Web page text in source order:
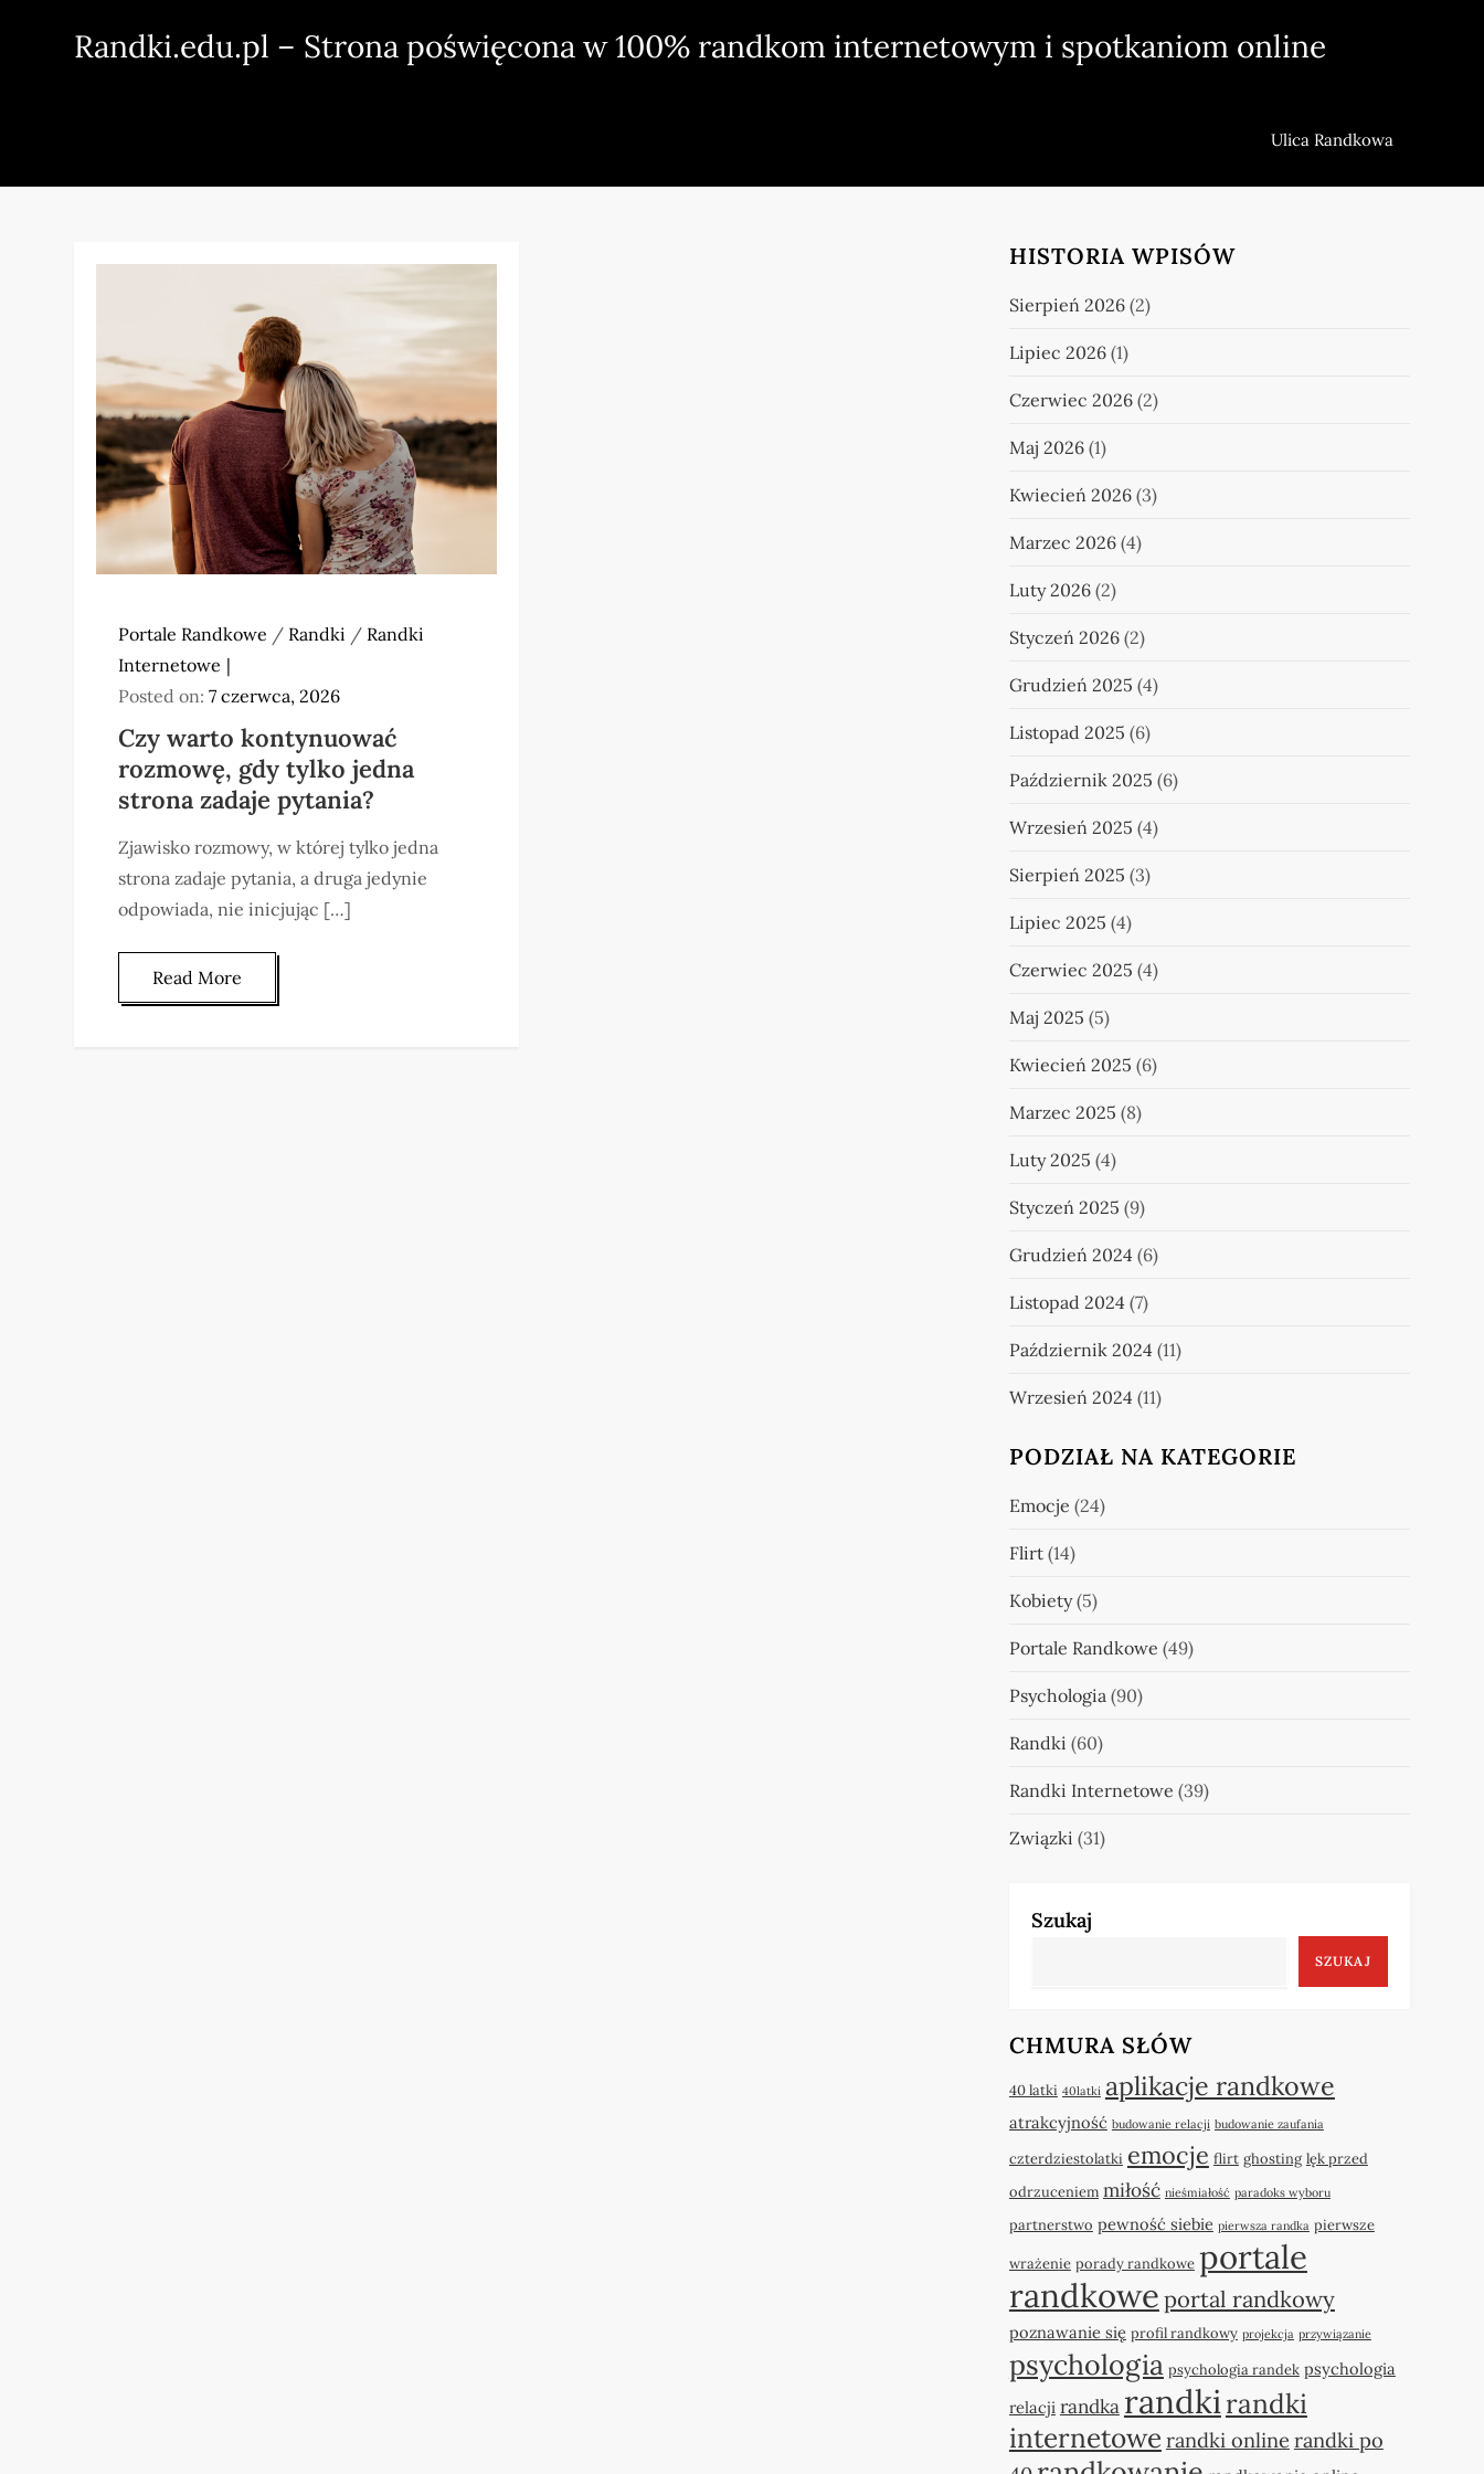
Randki.edu.pl – Strona poświęcona w 100% randkom internetowym i spotkaniom online
Ulica Randkowa
Portale Randkowe / Randki / Randki
Internetowe
Posted on:7 czerwca, 2026
Czy warto kontynuować
rozmowę, gdy tylko jedna
strona zadaje pytania?
Zjawisko rozmowy, w której tylko jedna
strona zadaje pytania, a druga jedynie
odpowiada, nie inicjując […]
Read More
HISTORIA WPISÓW
Sierpień 2026(2)
Lipiec 2026(1)
Czerwiec 2026(2)
Maj 2026(1)
Kwiecień 2026(3)
Marzec 2026(4)
Luty 2026(2)
Styczeń 2026(2)
Grudzień 2025 (4)
Listopad 2025 (6)
Październik 2025 (6)
Wrzesień 2025 (4)
Sierpień 2025 (3)
Lipiec 2025 (4)
Czerwiec 2025 (4)
Maj 2025 (5)
Kwiecień 2025 (6)
Marzec 2025 (8)
Luty 2025 (4)
Styczeń 2025 (9)
Grudzień 2024(6)
Listopad 2024(7)
Październik 2024(11)
Wrzesień 2024(11)
PODZIAŁ NA KATEGORIE
Emocje (24)
Flirt(14)
Kobiety(5)
Portale Randkowe (49)
Psychologia(90)
Randki (60)
Randki Internetowe (39)
Związki (31)
Szukaj
SZUKAJ
CHMURA SŁÓW
40 latki 40latki aplikacje randkowe
atrakcyjność budowanie relacji budowanie zaufania
czterdziestolatki emocje flirt ghosting lęk przed
odrzuceniem miłość nieśmiałość paradoks wyboru
partnerstwo pewność siebie pierwsza randka pierwsze
wrażenie porady randkowe portale
randkoweportal randkowy
poznawanie się profil randkowy projekcja przywiązanie
psychologia psychologia randek psychologia
relacji randka randkirandki
internetowe randki online randki po